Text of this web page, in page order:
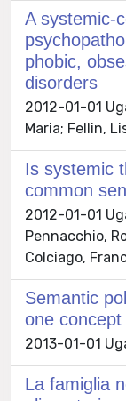
A systemic-
phobic,
disorders
2012-01-01
Maria; Fellin,
Is systemic
common
2012-01-01
Pennacchio,
Colciago,
Semantic
one concept
2013-01-01
La famiglia